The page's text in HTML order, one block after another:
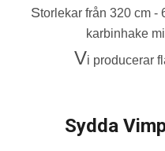
Storlekar från 320 cm -
karbinhake
Vi producerar
Sydda